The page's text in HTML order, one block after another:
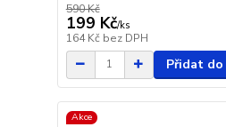
590 Kč
199 Kč/ks
164 Kč bez DPH
Přidat do
Akce